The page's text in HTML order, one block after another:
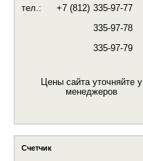
тел.:
+7 (812) 335-97-77
335-97-78
335-97-79
Цены сайта уточняйте у
менеджеров
Счетчик